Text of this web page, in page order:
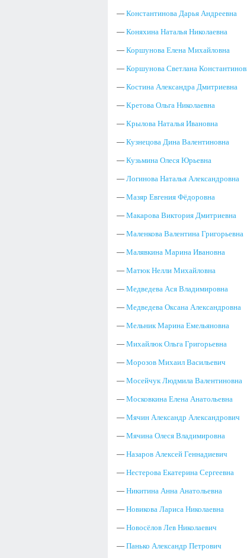
— Константинова Дарья Андреевна
— Коняхина Наталья Николаевна
— Коршунова Елена Михайловна
— Коршунова Светлана
— Костина Александра Дмитриевна
— Кретова Ольга Николаевна
— Крылова Наталья Ивановна
— Кузнецова Дина Валентиновна
— Кузьмина Олеся Юрьевна
— Логинова Наталья Александровна
— Мазяр Евгения Фёдоровна
— Макарова Виктория Дмитриевна
— Маленкова Валентина Григорьевна
— Малявкина Марина Ивановна
— Матюк Нелли Михайловна
— Медведева Ася Владимировна
— Медведева Оксана Александровна
— Мельник Марина Емельяновна
— Михайлюк Ольга Григорьевна
— Морозов Михаил Васильевич
— Мосейчук Людмила Валентиновна
— Московкина Елена Анатольевна
— Мячин Александр Александрович
— Мячина Олеся Владимировна
— Назаров Алексей Геннадиевич
— Нестерова Екатерина Сергеевна
— Никитина Анна Анатольевна
— Новикова Лариса Николаевна
— Новосёлов Лев Николаевич
— Панько Александр Петрович